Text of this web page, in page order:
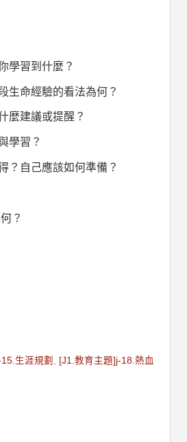
學習到什麼？
生命經驗的看法為何？
麼建議或提醒？
學習？
？自己應該如何準備？
？
生涯規劃
[J1.教育主題]j-18.熱血